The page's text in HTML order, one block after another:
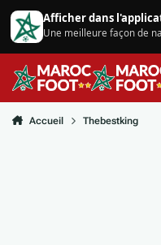
Aller au contenu
Afficher dans
Une meilleure façon de
Accueil Thebestking